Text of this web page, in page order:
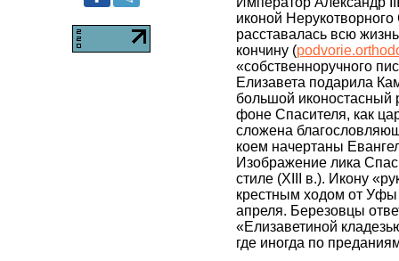
иконой
расставалась всю
кончину (
«собственноручного
Елизавета подарила
большой иконостасный
фоне Спасителя, как
сложена
коем начертаны
Изображение лика
стиле (XIII в.). Икону
крестным ходом от
апреля. Березовцы
«Елизаветиной
где иногда по